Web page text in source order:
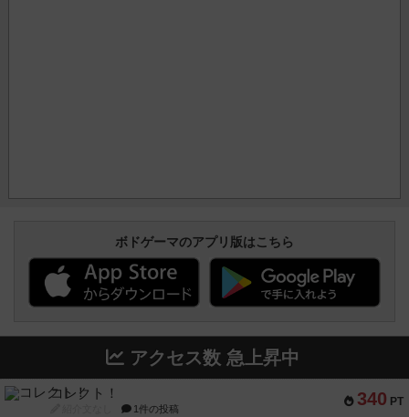
ボドゲーマのアプリ版はこちら
アクセス数 急上昇中
340 PT
コレクト！
1件の投稿